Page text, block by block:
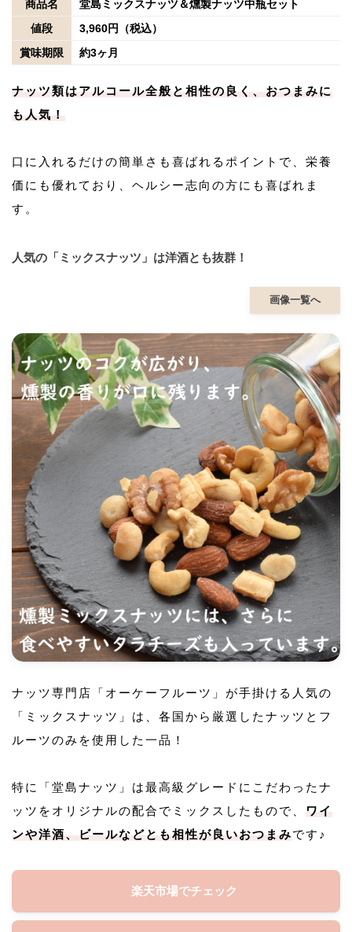
商品名
堂島ミックスナッツ＆燻製ナッツ中瓶セット
値段
3,960円（税込）
賞味期限
約3ヶ月
ナッツ類はアルコール全般と相性の良く、おつまみに
も人気！
口に入れるだけの簡単さも喜ばれるポイントで、栄養
価にも優れており、ヘルシー志向の方にも喜ばれま
す。
人気の「ミックスナッツ」は洋酒とも抜群！
画像一覧へ
ナッツ専門店「オーケーフルーツ」が手掛ける人気の
「ミックスナッツ」は、各国から厳選したナッツとフ
ルーツのみを使用した一品！
特に「堂島ナッツ」は最高級グレードにこだわったナ
ッツをオリジナルの配合でミックスしたもので、
ワイ
ンや洋酒、ビールなどとも相性が良いおつまみです♪
楽天市場でチェック